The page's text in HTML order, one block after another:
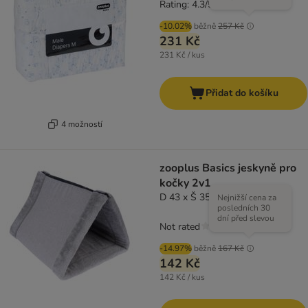
4 možností
-10.02% běžně257 Kč
231 Kč
231 Kč / kus
Rating: 4.3/5
Přidat do košíku
zooplus Basics jeskyně pro
kočky 2v1
D 43 x Š 35 x V 30 cm
-14.97% běžně167 Kč
Nejnižší cena za
posledních 30
dní před slevou
142 Kč
142 Kč / kus
Not rated